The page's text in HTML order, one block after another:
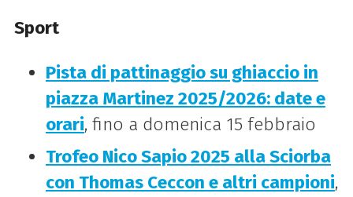
Sport
Pista di pattinaggio su ghiaccio in
piazza Martinez 2025/2026: date e
orari, fino a domenica 15 febbraio
Trofeo Nico Sapio 2025 alla Sciorba
con Thomas Ceccon e altri campioni,